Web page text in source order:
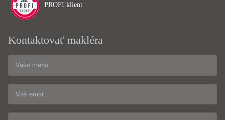
PROFI klient
Kontaktovať makléra